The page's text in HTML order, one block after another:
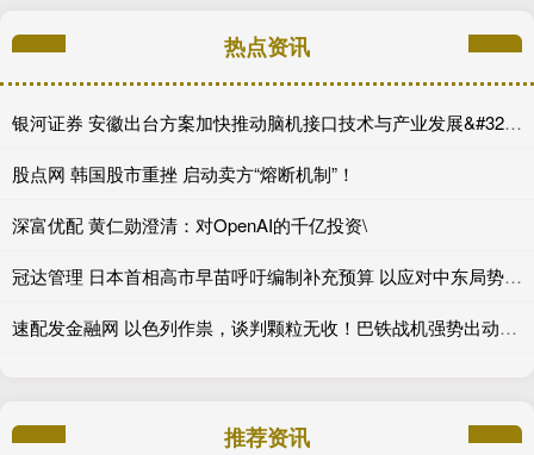
热点资讯
银河证券 安徽出台方案加快推动脑机接口技术与产业发展&#32;为抢占脑机接口产业新赛道引育人才
股点网 韩国股市重挫 启动卖方“熔断机制”！
深富优配 黄仁勋澄清：对OpenAI的千亿投资\
冠达管理 日本首相高市早苗呼吁编制补充预算 以应对中东局势带来的冲击
速配发金融网 以色列作祟，谈判颗粒无收！巴铁战机强势出动，美国控不住场了
推荐资讯